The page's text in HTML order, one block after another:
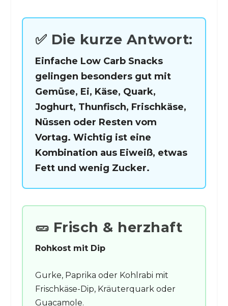
✅ Die kurze Antwort:
Einfache Low Carb Snacks
gelingen besonders gut mit
Gemüse, Ei, Käse, Quark,
Joghurt, Thunfisch, Frischkäse,
Nüssen oder Resten vom
Vortag. Wichtig ist eine
Kombination aus Eiweiß, etwas
Fett und wenig Zucker.
🥒 Frisch & herzhaft
Rohkost mit Dip
Gurke, Paprika oder Kohlrabi mit
Frischkäse-Dip, Kräuterquark oder
Guacamole.